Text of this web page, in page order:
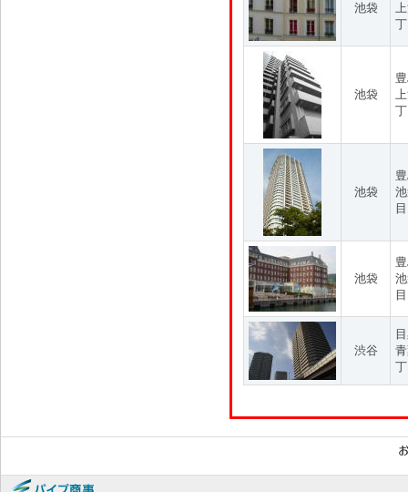
池袋
池袋
池袋
目
池袋
渋谷